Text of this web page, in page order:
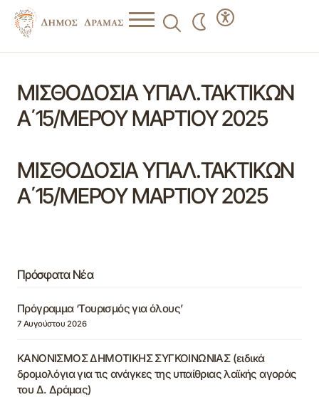
ΜΙΣΘΟΔΟΣΙΑ ΥΠΑΛ.ΤΑΚΤΙΚΩΝ
Α΄15/ΜΕΡΟΥ ΜΑΡΤΙΟΥ 2025
ΜΙΣΘΟΔΟΣΙΑ ΥΠΑΛ.ΤΑΚΤΙΚΩΝ
Α΄15/ΜΕΡΟΥ ΜΑΡΤΙΟΥ 2025
Πρόσφατα Νέα
Πρόγραμμα ‘Τουρισμός για όλους’
7 Αυγούστου 2026
ΚΑΝΟΝΙΣΜΟΣ ΔΗΜΟΤΙΚΗΣ ΣΥΓΚΟΙΝΩΝΙΑΣ (ειδικά
δρομολόγια για τις ανάγκες της υπαίθριας λαϊκής αγοράς
του Δ. Δράμας)